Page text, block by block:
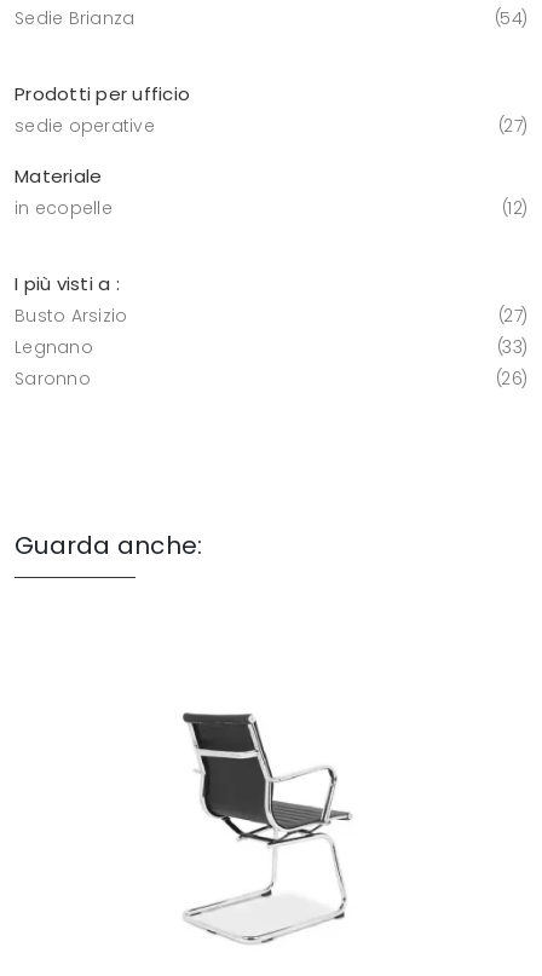
Sedie Brianza 54
Prodotti per ufficio
sedie operative 27
Materiale
in ecopelle 12
I più visti a :
Busto Arsizio
27
Legnano
33
Saronno
26
Guarda anche: